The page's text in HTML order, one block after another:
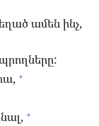
ամեն ինչ,
+
+